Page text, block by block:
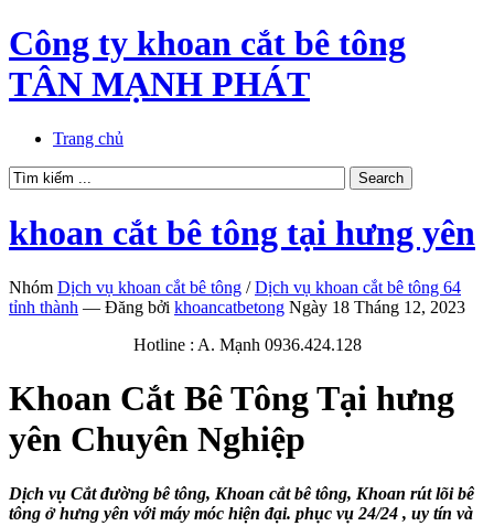
Công ty khoan cắt bê tông
TÂN MẠNH PHÁT
Trang chủ
khoan cắt bê tông tại hưng yên
Nhóm Dịch vụ khoan cắt bê tông /Dịch vụ khoan cắt bê tông 64
tỉnh thành — Đăng bởi khoancatbetong Ngày 18 Tháng 12, 2023
Hotline : A. Mạnh 0936.424.128
Khoan Cắt Bê Tông Tại hưng
yên Chuyên Nghiệp
Dịch vụ Cắt đường bê tông, Khoan cắt bê tông, Khoan rút lõi bê
tông ở hưng yên với máy móc hiện đại. phục vụ 24/24 , uy tín và